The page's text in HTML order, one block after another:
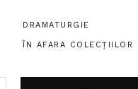
DRAMATURGIE
ÎN AFARA COLECŢIILOR